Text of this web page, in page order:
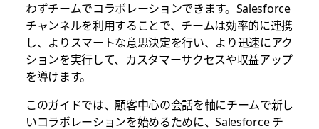
わずチームでコラボレーションできます。Salesforce
チャンネルを利用することで、チームは効率的に連携
し、よりスマートな意思決定を行い、より迅速にアク
ションを実行して、カスタマーサクセスや収益アップ
を導けます。
このガイドでは、顧客中心の会話を軸にチームで新し
いコラボレーションを始めるために、Salesforce チ